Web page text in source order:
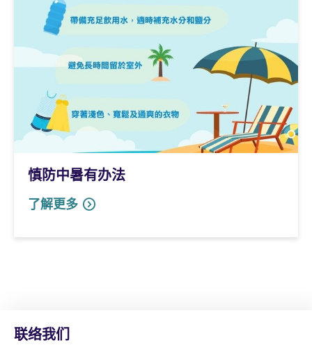
慎防中暑有办法
了解更多
联络我们